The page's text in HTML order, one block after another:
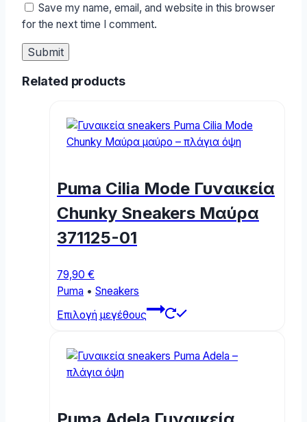
Save my name, email, and website in this browser
for the next time I comment.
Related products
Puma Cilia Mode Γυναικεία
Chunky Sneakers Μαύρα
371125-01
79,90 €
Puma • Sneakers
Επιλογή μεγέθους
This
multiple